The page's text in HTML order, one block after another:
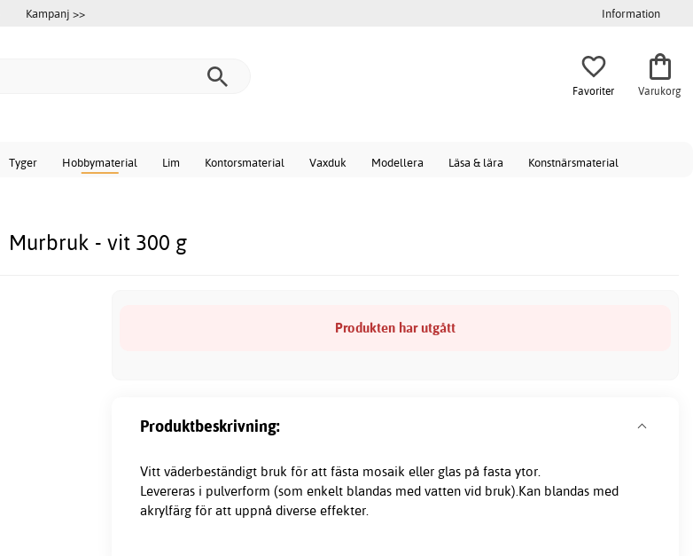
Kampanj >> Information
Favoriter Varukorg
Tyger Hobbymaterial Lim Kontorsmaterial Vaxduk Modellera Läsa & lära Konstnärsmaterial
Murbruk - vit 300 g
Produkten har utgått
Produktbeskrivning:
Vitt väderbeständigt bruk för att fästa mosaik eller glas på fasta ytor.
Levereras i pulverform (som enkelt blandas med vatten vid bruk).Kan blandas med
akrylfärg för att uppnå diverse effekter.